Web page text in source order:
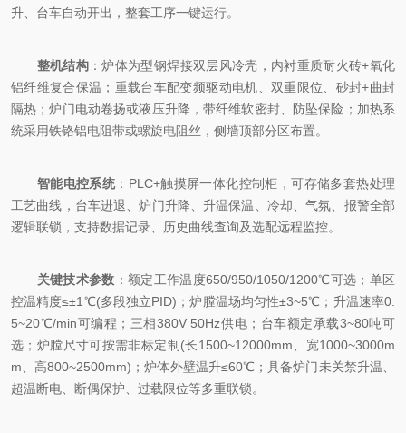
升、台车自动开出，整套工序一键运行。
整机结构 ：炉体为型钢焊接双层风冷壳，内衬重质耐火砖+氧化
铝纤维复合保温；重载台车配变频驱动电机、双重限位、砂封+曲封
隔热；炉门电动卷扬或液压升降，带纤维软密封、防坠保险；加热系
统采用铁铬铝电阻带或螺旋电阻丝，侧墙顶部分区布置。
智能电控系统：PLC+触摸屏一体化控制柜，可存储多套热处理
工艺曲线，台车进退、炉门升降、升温保温、冷却、气氛、报警全部
逻辑联锁，支持数据记录、历史曲线查询及选配远程监控。
关键技术参数 ：额定工作温度650/950/1050/1200℃可选；单区
控温精度≤±1℃(多段独立PID)；炉膛温场均匀性±3~5℃；升温速率0.
5~20℃/min可编程；三相380V 50Hz供电；台车额定承载3~80吨可
选；炉膛尺寸可按需非标定制(长1500~12000mm、宽1000~3000m
m、高800~2500mm)；炉体外壁温升≤60℃；具备炉门未关禁升温、
超温断电、断偶保护、过载限位等多重联锁。